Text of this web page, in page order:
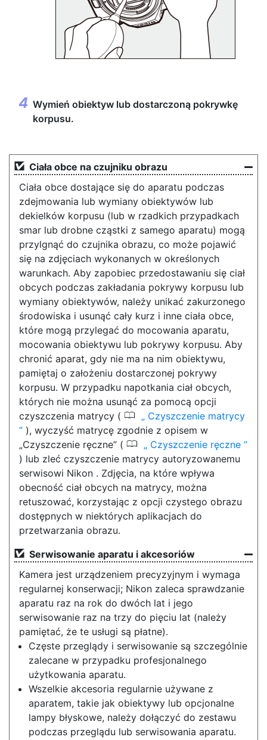
Wymień obiektyw lub dostarczoną pokrywkę
korpusu.
Ciała obce na czujniku obrazu
Ciała obce dostające się do aparatu podczas
zdejmowania lub wymiany obiektywów lub
dekielków korpusu (lub w rzadkich przypadkach
smar lub drobne cząstki z samego aparatu) mogą
przylgnąć do czujnika obrazu, co może pojawić
się na zdjęciach wykonanych w określonych
warunkach. Aby zapobiec przedostawaniu się ciał
obcych podczas zakładania pokrywy korpusu lub
wymiany obiektywów, należy unikać zakurzonego
środowiska i usunąć cały kurz i inne ciała obce,
które mogą przylegać do mocowania aparatu,
mocowania obiektywu lub pokrywy korpusu. Aby
chronić aparat, gdy nie ma na nim obiektywu,
pamiętaj o założeniu dostarczonej pokrywy
korpusu. W przypadku napotkania ciał obcych,
których nie można usunąć za pomocą opcji
czyszczenia matrycy ( 0
Czyszczenie matrycy
), wyczyść matrycę zgodnie z opisem w
„Czyszczenie ręczne” ( 0
Czyszczenie ręczne
) lub zleć czyszczenie matrycy autoryzowanemu
serwisowi Nikon . Zdjęcia, na które wpływa
obecność ciał obcych na matrycy, można
retuszować, korzystając z opcji czystego obrazu
dostępnych w niektórych aplikacjach do
przetwarzania obrazu.
Serwisowanie aparatu i akcesoriów
Kamera jest urządzeniem precyzyjnym i wymaga
regularnej konserwacji; Nikon zaleca sprawdzanie
aparatu raz na rok do dwóch lat i jego
serwisowanie raz na trzy do pięciu lat (należy
pamiętać, że te usługi są płatne).
Częste przeglądy i serwisowanie są szczególnie
zalecane w przypadku profesjonalnego
użytkowania aparatu.
Wszelkie akcesoria regularnie używane z
aparatem, takie jak obiektywy lub opcjonalne
lampy błyskowe, należy dołączyć do zestawu
podczas przeglądu lub serwisowania aparatu.